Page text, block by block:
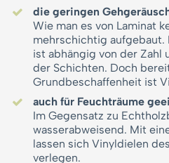
die geringen
Wie man es von Laminat
mehrschichtig
ist abhängig von der Zahl
der Schichten. Doch
Grundbeschaffenheit ist
auch für Feuchträume
Im Gegensatz zu
wasserabweisend. Mit
lassen sich Vinyldielen
verlegen.